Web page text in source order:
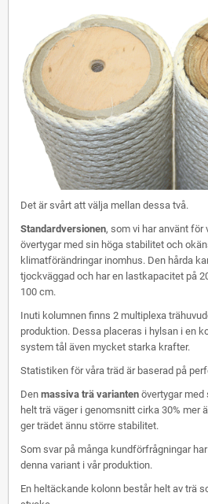
Det är svårt att välja mellan dessa två.
Standardversionen, som vi har använt för
övertygar med sin höga stabilitet och
klimatförändringar inomhus. Den hårda
tjockväggad och har en lastkapacitet på
100 cm.
Inuti kolumnen finns 2 multiplexa
produktion. Dessa placeras i hylsan i en
system tål även mycket starka krafter.
Statistiken för våra träd är baserad på
Den massiva trä varianten övertygar med
helt trä väger i genomsnitt cirka 30% mer
ger trädet ännu större stabilitet.
Som svar på många kundförfrågningar
denna variant i vår produktion.
En heltäckande kolonn består helt av trä